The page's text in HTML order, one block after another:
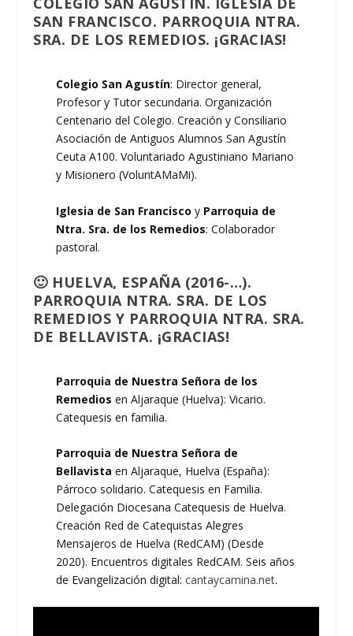
SAN FRANCISCO. PARROQUIA NTRA.
SRA. DE LOS REMEDIOS. ¡GRACIAS!
Colegio San Agustín: Director general,
Profesor y Tutor secundaria. Organización
Centenario del Colegio. Creación y Consiliario
Asociación de Antiguos Alumnos San Agustín
Ceuta A100. Voluntariado Agustiniano Mariano
y Misionero (VoluntAMaMi).
Iglesia de San Francisco y Parroquia de
Ntra. Sra. de los Remedios: Colaborador
pastoral.
🙂 HUELVA, ESPAÑA (2016-…).
PARROQUIA NTRA. SRA. DE LOS
REMEDIOS Y PARROQUIA NTRA. SRA.
DE BELLAVISTA. ¡GRACIAS!
Parroquia de Nuestra Señora de los
Remediosen Aljaraque (Huelva): Vicario.
Catequesis en familia.
Parroquia de Nuestra Señora de
Bellavista en Aljaraque, Huelva (España):
Párroco solidario. Catequesis en Familia.
Delegación Diocesana Catequesis de Huelva.
Creación Red de Catequistas Alegres
Mensajeros de Huelva (RedCAM) (Desde
2020). Encuentros digitales RedCAM. Seis años
de Evangelización digital:cantaycamina.net.